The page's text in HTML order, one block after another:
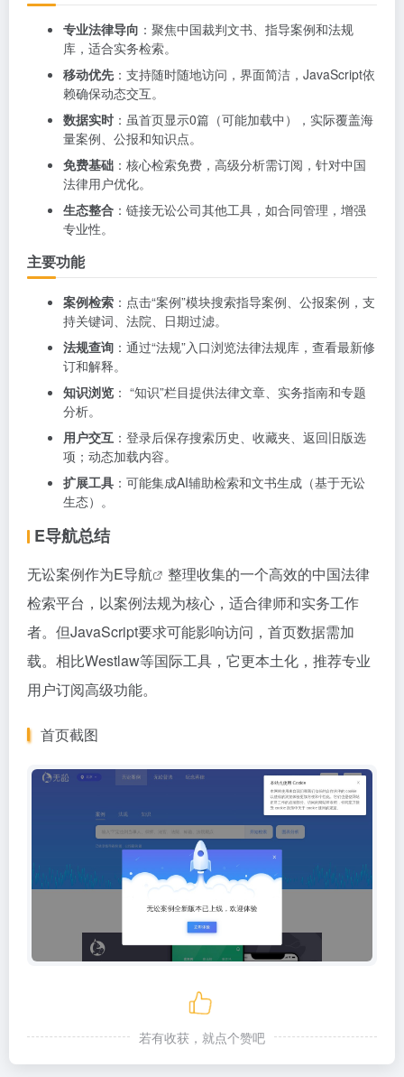
专业法律导向 ：聚焦中国裁判文书、指导案例和法规
库，适合实务检索。
移动优先 ：支持随时随地访问，界面简洁，JavaScript依
赖确保动态交互。
数据实时 ：虽首页显示0篇（可能加载中），实际覆盖海
量案例、公报和知识点。
免费基础 ：核心检索免费，高级分析需订阅，针对中国
法律用户优化。
生态整合 ：链接无讼公司其他工具，如合同管理，增强
专业性。
主要功能
案例检索 ：点击“案例”模块搜索指导案例、公报案例，支
持关键词、法院、日期过滤。
法规查询 ：通过“法规”入口浏览法律法规库，查看最新修
订和解释。
知识浏览 ： “知识”栏目提供法律文章、实务指南和专题
分析。
用户交互 ：登录后保存搜索历史、收藏夹、返回旧版选
项；动态加载内容。
扩展工具 ：可能集成AI辅助检索和文书生成（基于无讼
生态）。
E导航总结
无讼案例作为E导航
整理收集的一个高效的中国法律
检索平台，以案例法规为核心，适合律师和实务工作
者。但JavaScript要求可能影响访问，首页数据需加
载。相比Westlaw等国际工具，它更本土化，推荐专业
用户订阅高级功能。
首页截图
若有收获，就点个赞吧